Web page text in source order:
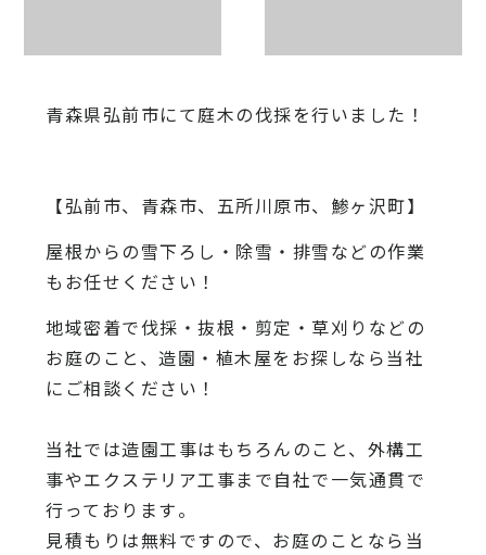
青森県弘前市にて庭木の伐採を行いました！
【弘前市、青森市、五所川原市、鯵ヶ沢町】
屋根からの雪下ろし・除雪・排雪などの作業
もお任せください！
地域密着で伐採・抜根・剪定・草刈りなどの
お庭のこと、造園・ 植木屋をお探しなら当社
にご相談ください！
当社では造園工事はもちろんのこと、 外構工
事やエクステリア工事まで自社で一気通貫で
行っております。
見積もりは無料ですので、 お庭のことなら当